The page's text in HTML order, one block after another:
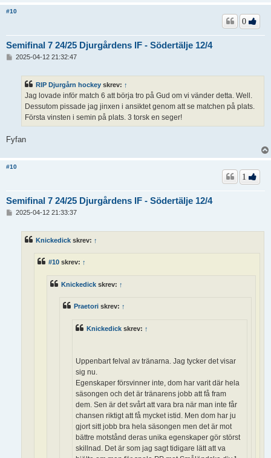
#10
Semifinal 7 24/25 Djurgårdens IF - Södertälje 12/4
0
2025-04-12 21:32:47
RIP Djurgårn hockey skrev: ↑
Jag lovade inför match 6 att börja tro på Gud om vi vänder detta. Well.
Dessutom pissade jag jinxen i ansiktet genom att se matchen på plats.
Första vinsten i semin på plats. 3 torsk en seger!
Fyfan
#10
Semifinal 7 24/25 Djurgårdens IF - Södertälje 12/4
1
2025-04-12 21:33:37
Knickedick skrev: ↑
#10 skrev: ↑
Knickedick skrev: ↑
Praetori skrev: ↑
Knickedick skrev: ↑
Uppenbart felval av tränarna. Jag tycker det visar
sig nu.
Egenskaper försvinner inte, dom har varit där hela
säsongen och det är tränarens jobb att få fram
dem. Sen är det svårt att vara bra när man inte får
chansen riktigt att få mycket istid. Men dom har ju
gjort sitt jobb bra hela säsongen men det är mot
bättre motstånd deras unika egenskaper gör störst
skillnad. Det är som jag sagt tidigare lätt att va